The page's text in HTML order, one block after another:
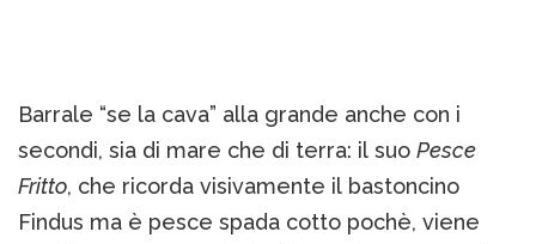
Barrale “se la cava” alla grande anche con i
secondi, sia di mare che di terra: il suo Pesce
Fritto, che ricorda visivamente il bastoncino
Findus ma è pesce spada cotto pochè, viene